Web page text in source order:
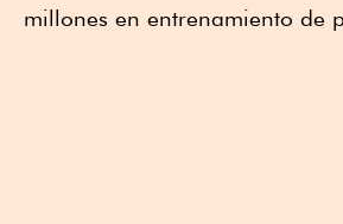
millones en entrenamiento de